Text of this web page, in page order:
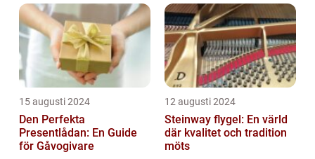
15 augusti 2024
Den Perfekta
Presentlådan: En Guide
för Gåvogivare
12 augusti 2024
Steinway flygel: En värld
där kvalitet och tradition
möts